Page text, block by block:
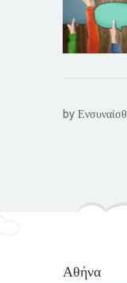
by
Αθήνα